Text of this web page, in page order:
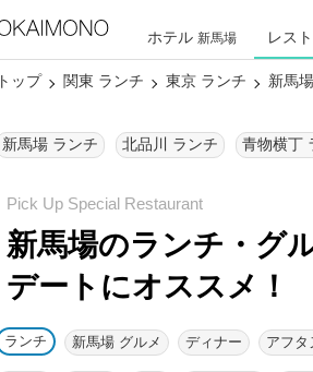
ホテル 新馬場 レス
トップ 関東 ランチ 東京 ランチ 新馬
新馬場 ランチ 北品川 ランチ 青物横丁
新馬場のランチ・グ
デートにオススメ！
ランチ 新馬場 グルメ ディナー アフタ